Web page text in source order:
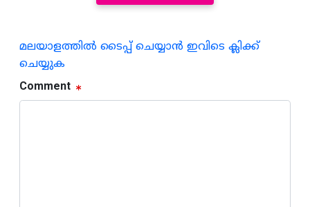
മലയാളത്തില്‍ ടൈപ്പ് ചെയ്യാന്‍ ഇവിടെ ക്ലിക്ക്
ചെയ്യുക
Comment